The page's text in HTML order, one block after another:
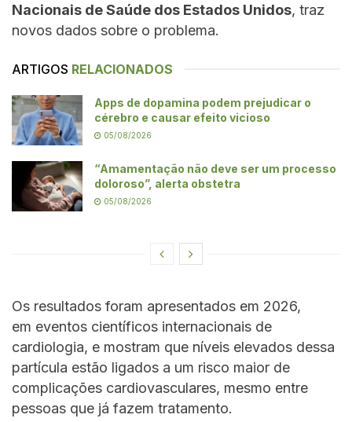
Nacionais de Saúde dos Estados Unidos, traz
novos dados sobre o problema.
ARTIGOS RELACIONADOS
Apps de dopamina podem prejudicar o
cérebro e causar efeito vicioso
05/08/2026
“Amamentação não deve ser um processo
doloroso”, alerta obstetra
05/08/2026
Os resultados foram apresentados em 2026,
em eventos científicos internacionais de
cardiologia, e mostram que níveis elevados dessa
partícula estão ligados a um risco maior de
complicações cardiovasculares, mesmo entre
pessoas que já fazem tratamento.